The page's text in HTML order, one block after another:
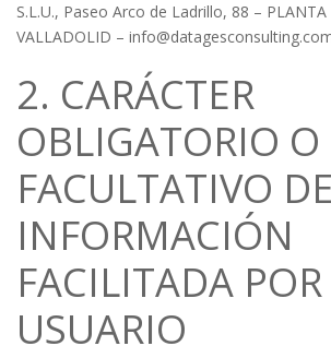
S.L.U., Paseo Arco de Ladrillo, 88 –
VALLADOLID –
2. CARÁCTER
OBLIGATORIO O
FACULTATIVO
INFORMACIÓN
FACILITADA
USUARIO